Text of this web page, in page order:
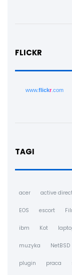
FLICKR
www.flickr.com
TAGI
acer active
EOS escort
ibm Kot
muzyka NetBSD
plugin praca